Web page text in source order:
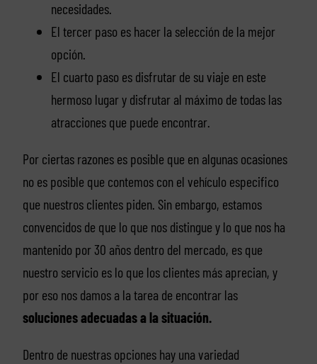
necesidades.
El tercer paso es hacer la selección de la mejor
opción.
El cuarto paso es disfrutar de su viaje en este
hermoso lugar y disfrutar al máximo de todas las
atracciones que puede encontrar.
Por ciertas razones es posible que en algunas ocasiones
no es posible que contemos con el vehículo especifico
que nuestros clientes piden. Sin embargo, estamos
convencidos de que lo que nos distingue y lo que nos ha
mantenido por 30 años dentro del mercado, es que
nuestro servicio es lo que los clientes más aprecian, y
por eso nos damos a la tarea de encontrar las
soluciones adecuadas a la situación.
Dentro de nuestras opciones hay una variedad